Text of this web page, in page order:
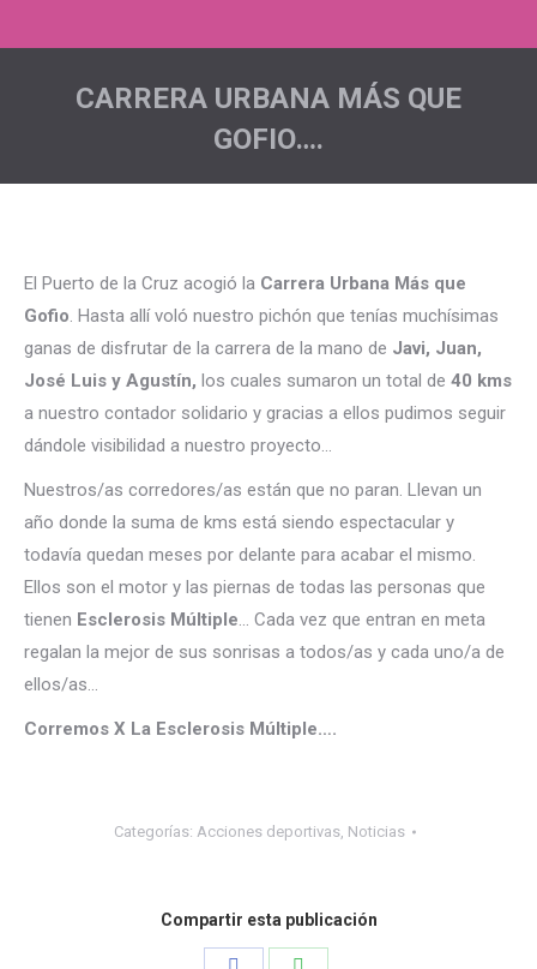
CARRERA URBANA MÁS QUE
GOFIO….
El Puerto de la Cruz acogió la Carrera Urbana Más que
Gofio. Hasta allí voló nuestro pichón que tenías muchísimas
ganas de disfrutar de la carrera de la mano de Javi, Juan,
José Luis y Agustín, los cuales sumaron un total de 40 kms
a nuestro contador solidario y gracias a ellos pudimos seguir
dándole visibilidad a nuestro proyecto…
Nuestros/as corredores/as están que no paran. Llevan un
año donde la suma de kms está siendo espectacular y
todavía quedan meses por delante para acabar el mismo.
Ellos son el motor y las piernas de todas las personas que
tienen Esclerosis Múltiple… Cada vez que entran en meta
regalan la mejor de sus sonrisas a todos/as y cada uno/a de
ellos/as…
Corremos X La Esclerosis Múltiple….
Categorías: Acciones deportivas, Noticias
Compartir esta publicación